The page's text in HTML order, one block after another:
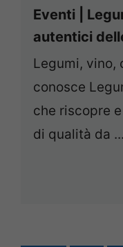
Eventi |
autentici
Legumi, vino,
conosce
che riscopre
di qualità da ...